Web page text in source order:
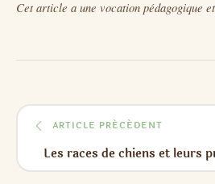
Cet article a une vocation pédagogique
ARTICLE PRÉCÉDENT